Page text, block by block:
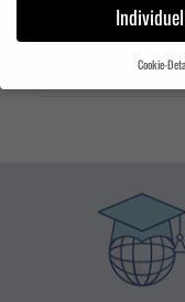
Cookie-
ihnen sind essenziell,
Adressen), z. B. für
Weitere
Datenschutzerklärung